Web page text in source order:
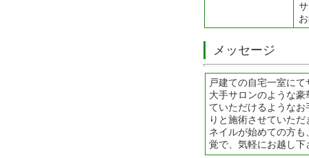
メッセージ
戸建ての自宅一室に
大手サロンのような
ていただけるような
りと施術させていただ
ネイルが始めての方
覚で、気軽にお越し下